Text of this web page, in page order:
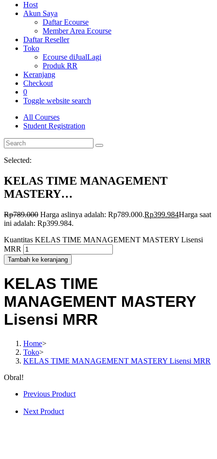
Host
Akun Saya
Daftar Ecourse
Member Area Ecourse
Daftar Reseller
Toko
Ecourse diJualLagi
Produk RR
Keranjang
Checkout
0
Toggle website search
All Courses
Student Registration
Selected:
KELAS TIME MANAGEMENT
MASTERY…
Rp789.000 Harga aslinya adalah: Rp789.000.Rp399.984Harga saat
ini adalah: Rp399.984.
Kuantitas KELAS TIME MANAGEMENT MASTERY Lisensi
MRR
Tambah ke keranjang
KELAS TIME
MANAGEMENT MASTERY
Lisensi MRR
Home>
Toko>
KELAS TIME MANAGEMENT MASTERY Lisensi MRR
Obral!
Previous Product
Next Product